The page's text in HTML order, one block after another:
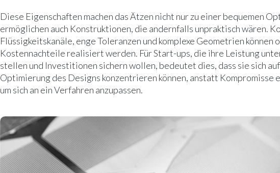
Diese Eigenschaften machen das Ätzen nicht nur zu einer bequemen
ermöglichen auch Konstruktionen, die andernfalls unpraktisch wären.
Flüssigkeitskanäle, enge Toleranzen und komplexe Geometrien können
Kostennachteile realisiert werden. Für Start-ups, die ihre Leistung
stellen und Investitionen sichern wollen, bedeutet dies, dass sie sich
Optimierung des Designs konzentrieren können, anstatt Kompromisse
um sich an ein Verfahren anzupassen.